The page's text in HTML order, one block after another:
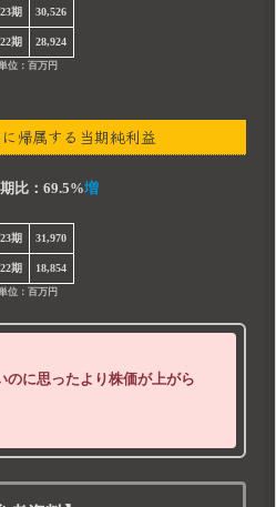
期 30,526
期 28,924
位：百万円
帰属する当期純利益
比：69.5%増
期 31,970
期 18,854
位：百万円
のに思ったより株価が上がら